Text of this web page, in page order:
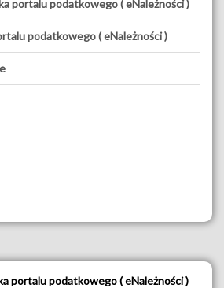
portalu podatkowego ( eNależności )
podatkowego ( eNależności )
portalu podatkowego ( eNależności )